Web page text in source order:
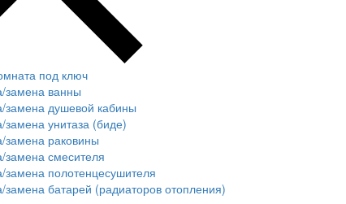
под ключ
замена ванны
замена душевой кабины
замена унитаза (биде)
замена раковины
замена смесителя
замена полотенцесушителя
замена батарей (радиаторов отопления)